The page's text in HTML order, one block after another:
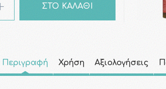
ΣΤΟ ΚΑΛΑΘΙ
Περιγραφή Χρήση Αξιολογήσεις